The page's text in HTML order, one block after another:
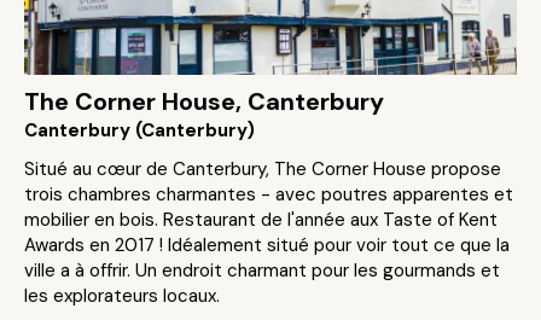
The Corner House, Canterbury
Canterbury (Canterbury)
Situé au cœur de Canterbury, The Corner House propose
trois chambres charmantes - avec poutres apparentes et
mobilier en bois. Restaurant de l'année aux Taste of Kent
Awards en 2017 ! Idéalement situé pour voir tout ce que la
ville a à offrir. Un endroit charmant pour les gourmands et
les explorateurs locaux.